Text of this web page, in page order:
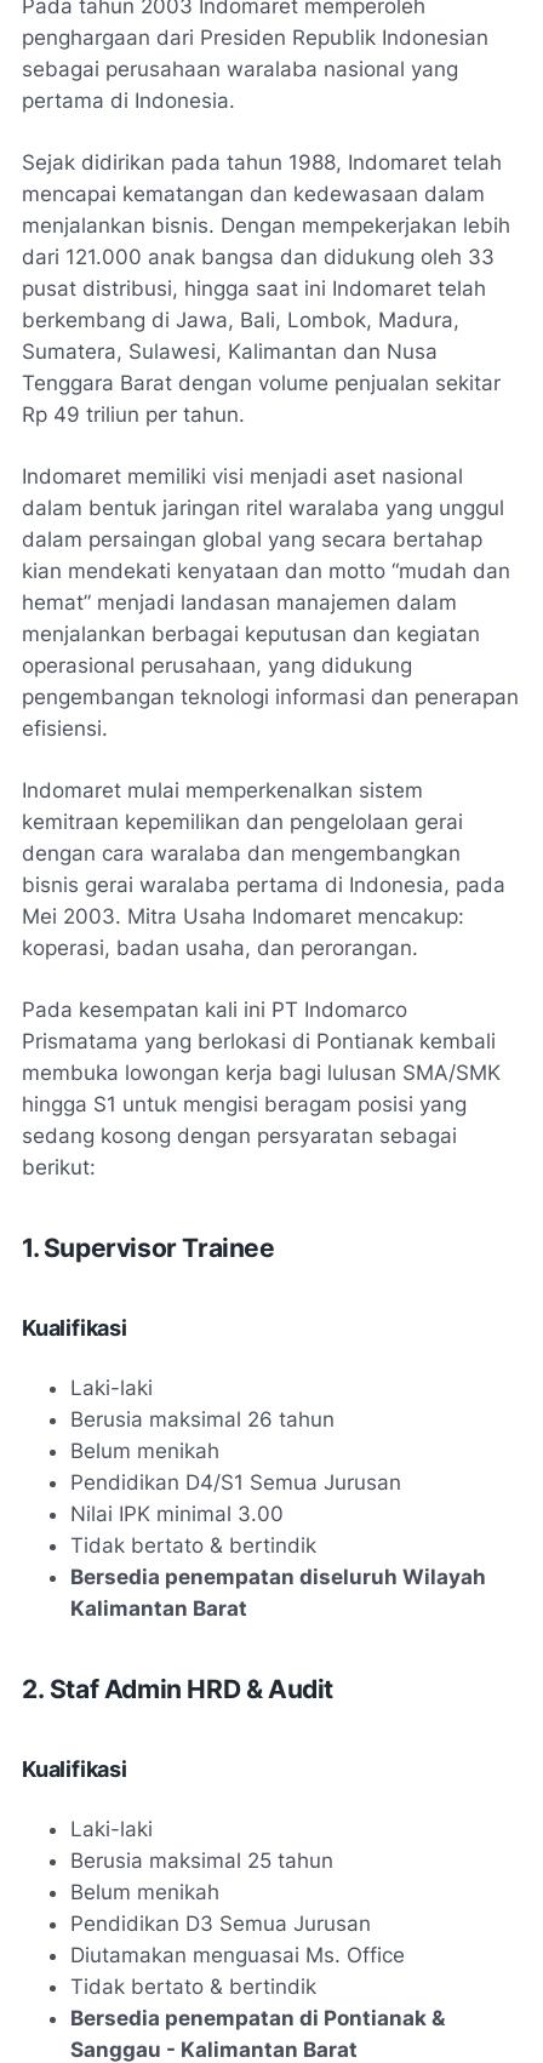
Pada tahun 2003 Indomaret memperoleh
penghargaan dari Presiden Republik Indonesian
sebagai perusahaan waralaba nasional yang
pertama di Indonesia.
Sejak didirikan pada tahun 1988, Indomaret telah
mencapai kematangan dan kedewasaan dalam
menjalankan bisnis. Dengan mempekerjakan lebih
dari 121.000 anak bangsa dan didukung oleh 33
pusat distribusi, hingga saat ini Indomaret telah
berkembang di Jawa, Bali, Lombok, Madura,
Sumatera, Sulawesi, Kalimantan dan Nusa
Tenggara Barat dengan volume penjualan sekitar
Rp 49 triliun per tahun.
Indomaret memiliki visi menjadi aset nasional
dalam bentuk jaringan ritel waralaba yang unggul
dalam persaingan global yang secara bertahap
kian mendekati kenyataan dan motto “mudah dan
hemat” menjadi landasan manajemen dalam
menjalankan berbagai keputusan dan kegiatan
operasional perusahaan, yang didukung
pengembangan teknologi informasi dan penerapan
efisiensi.
Indomaret mulai memperkenalkan sistem
kemitraan kepemilikan dan pengelolaan gerai
dengan cara waralaba dan mengembangkan
bisnis gerai waralaba pertama di Indonesia, pada
Mei 2003. Mitra Usaha Indomaret mencakup:
koperasi, badan usaha, dan perorangan.
Pada kesempatan kali ini PT Indomarco
Prismatama yang berlokasi di Pontianak kembali
membuka lowongan kerja bagi lulusan SMA/SMK
hingga S1 untuk mengisi beragam posisi yang
sedang kosong dengan persyaratan sebagai
berikut:
1. Supervisor Trainee
Kualifikasi
Laki-laki
Berusia maksimal 26 tahun
Belum menikah
Pendidikan D4/S1 Semua Jurusan
Nilai IPK minimal 3.00
Tidak bertato & bertindik
Bersedia penempatan diseluruh Wilayah
Kalimantan Barat
2. Staf Admin HRD & Audit
Kualifikasi
Laki-laki
Berusia maksimal 25 tahun
Belum menikah
Pendidikan D3 Semua Jurusan
Diutamakan menguasai Ms. Office
Tidak bertato & bertindik
Bersedia penempatan di Pontianak &
Sanggau - Kalimantan Barat